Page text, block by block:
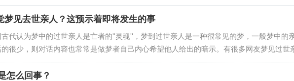
梦见去世亲人？这预示着即将发生的事
古代认为梦中的过世亲人是亡者的''灵魂''，梦到过世亲人是一种很常见的梦，一般梦中的
很少，则对话内容也常常是做梦者自己内心希望他人给出的暗示。有很多网友梦见过世
前一般跟自己生活在一起，表示你打算忘记一些不快的往事，梦见…
怎么回事？